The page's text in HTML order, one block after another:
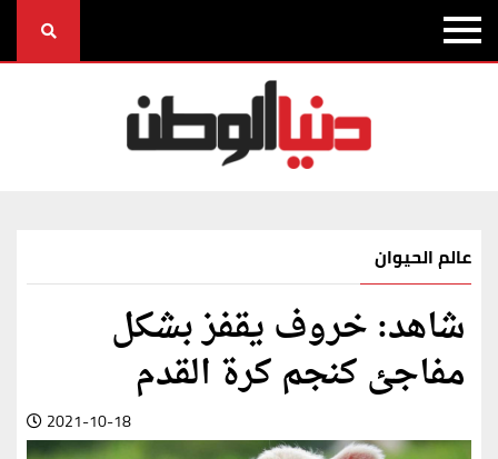
عالم الحيوان
شاهد: خروف يقفز بشكل
مفاجئ كنجم كرة القدم
2021-10-18